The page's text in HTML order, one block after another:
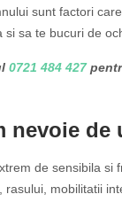
sunt factori
si sa te bucuri de
0721 484 427
nevoie de
de sensibila si
rasului, mobilitatii